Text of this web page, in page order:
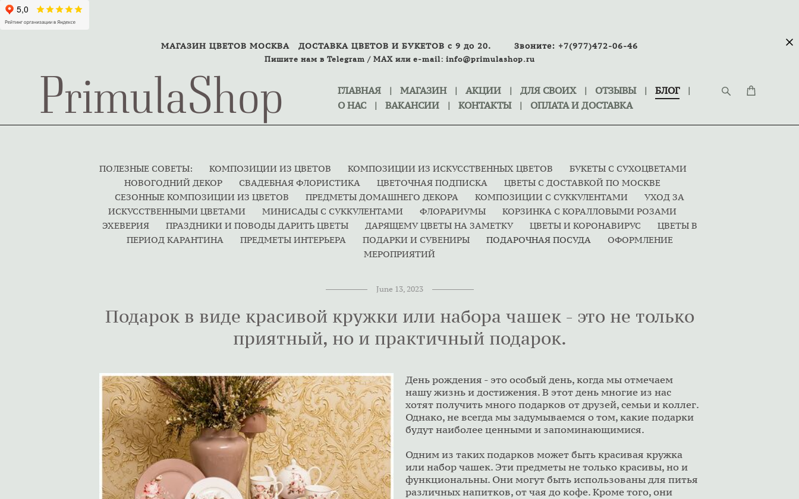
МАГАЗИН ЦВЕТОВ МОСКВА ДОСТАВКА ЦВЕТОВ И БУКЕТОВ с 9 до 20. Звоните: +7(977)472-06-46
Пишите нам в Telegram / MAXилиe-mail: info@primulashop.ru
PrimulaShop ГЛАВНАЯ | МАГАЗИН | АКЦИИ | ДЛЯ СВОИХ | ОТЗЫВЫ | БЛОГ
|
О НАС
| ВАКАНСИИ | КОНТАКТЫ | ОПЛАТА И ДОСТАВКА
ПОЛЕЗНЫЕ СОВЕТЫ: КОМПОЗИЦИИ ИЗ ЦВЕТОВ КОМПОЗИЦИИ ИЗ ИСКУССТВЕННЫХ ЦВЕТОВ
БУКЕТЫ С СУХОЦВЕТАМИ
НОВОГОДНИЙ ДЕКОР
СВАДЕБНАЯ ФЛОРИСТИКА ЦВЕТОЧНАЯ ПОДПИСКА
ЦВЕТЫ С ДОСТАВКОЙ ПО МОСКВЕ
СЕЗОННЫЕ КОМПОЗИЦИИ ИЗ ЦВЕТОВ
ПРЕДМЕТЫ ДОМАШНЕГО ДЕКОРА КОМПОЗИЦИИ С СУККУЛЕНТАМИ
УХОД ЗА
ИСКУССТВЕННЫМИ ЦВЕТАМИ
МИНИСАДЫ С СУККУЛЕНТАМИ ФЛОРАРИУМЫ
КОРЗИНКА С КОРАЛЛОВЫМИ РОЗАМИ
ЭХЕВЕРИЯ
ПРАЗДНИКИ И ПОВОДЫ ДАРИТЬ ЦВЕТЫ ДАРЯЩЕМУ ЦВЕТЫ НА ЗАМЕТКУ ЦВЕТЫ И КОРОНАВИРУС
ЦВЕТЫ В
ПЕРИОД КАРАНТИНА
ПРЕДМЕТЫ ИНТЕРЬЕРА ПОДАРКИ И СУВЕНИРЫ ПОДАРОЧНАЯ ПОСУДА
ОФОРМЛЕНИЕ
МЕРОПРИЯТИЙ
June 13, 2023
Подарок в виде красивой кружки или набора чашек - это не только
приятный, но и практичный подарок.
День рождения - это особый день, когда мы отмечаем
нашу жизнь и достижения. В этот день многие из нас
хотят получить много подарков от друзей, семьи и коллег.
Однако, не всегда мы задумываемся о том, какие подарки
будут наиболее ценными и запоминающимися.
Одним из таких подарков может быть красивая кружка
или набор чашек. Эти предметы не только красивы, но и
функциональны. Они могут быть использованы для питья
различных напитков, от чая до кофе. Кроме того, они